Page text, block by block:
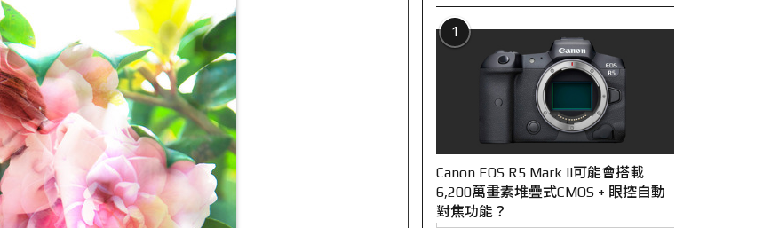
1
Canon EOS R5 Mark II可能會搭載
6,200萬畫素堆疊式CMOS + 眼控自動
對焦功能？